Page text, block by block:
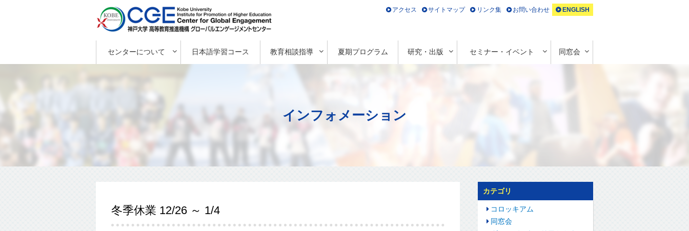
センターについて 日本語学習コース 教育相談指導 夏期プログラム 研究・出版 セミナー・イベント 同窓会
アクセス サイトマップ リンク集 お問い合わせ ENGLISH
インフォメーション
冬季休業 12/26 ～ 1/4
カテゴリ
コロッキアム
同窓会